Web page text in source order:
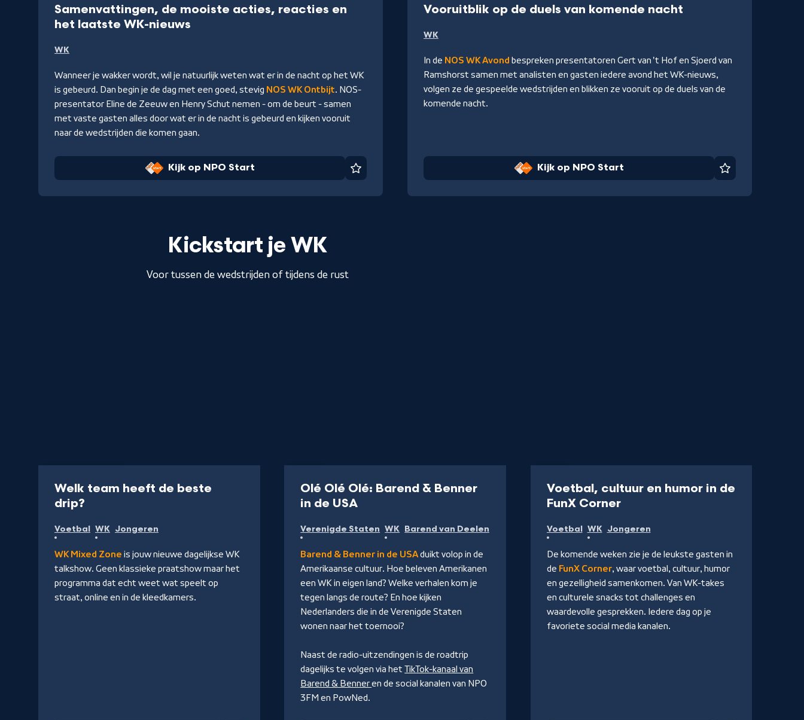
Samenvattingen, de mooiste acties, reacties en
het laatste WK-nieuws
NPO
Start
WK
Wanneer je wakker wordt, wil je natuurlijk weten wat er in de nacht op het WK
is gebeurd. Dan begin je de dag met een goed, stevig NOS WK Ontbijt. NOS-
presentator Eline de Zeeuw en Henry Schut nemen - om de beurt - samen
met vaste gasten alles door wat er in de nacht is gebeurd en kijken vooruit
naar de wedstrijden die komen gaan.
Kijk op NPO Start Favoriet
Vooruitblik op de duels van komende nacht-
NPO
Start
WK
In de NOS WK Avond bespreken presentatoren Gert van 't Hof en Sjoerd van
Ramshorst samen met analisten en gasten iedere avond het WK-nieuws,
volgen ze de gespeelde wedstrijden en blikken ze vooruit op de duels van de
komende nacht.
Kijk op NPO Start Favoriet
Kickstart je WK
Voor tussen de wedstrijden of tijdens de rust
Welk team heeft de beste
drip?
op
NPO
Start
Voetbal WK Jongeren
WK Mixed Zone is jouw nieuwe dagelijkse WK
talkshow. Geen klassieke praatshow maar het
programma dat echt weet wat speelt op
straat, online en in de kleedkamers.
Olé Olé Olé: Barend & Benner
in de USA-
Oranje
Verenigde Staten WK Barend van Deelen
Barend & Benner in de USAduikt volop in de
Amerikaanse cultuur. Hoe beleven Amerikanen
een WK in eigen land? Welke verhalen kom je
tegen langs de route? En hoe kijken
Nederlanders die in de Verenigde Staten
wonen naar het toernooi?
Naast de radio-uitzendingen is de roadtrip
dagelijks te volgen via hetTikTok-kanaal van
Barend & Benneren de social kanalen van NPO
3FM en PowNed.
Voetbal, cultuur en humor in de
FunX Corner-
video
Voetbal WK Jongeren
De komende weken zie je de leukste gasten in
de FunX Corner, waar voetbal, cultuur, humor
en gezelligheid samenkomen. Van WK-takes
en culturele snacks tot challenges en
waardevolle gesprekken. Iedere dag op je
favoriete social media kanalen.